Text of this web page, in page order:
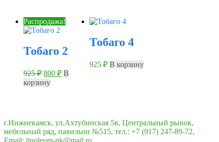
Распродажа!
Тобаго 2
925₽ Первоначальная
цена
составляла
800 ₽Текущая
В
корзину
Тобаго 4
925₽ В корзину
г.Нижнекамск, ул.Ахтубинская 5в, Центральный рынок,
мебельный ряд, павильон №515, тел.: +7 (917) 247-89-72,
Email: linoleum-nk@mail.ru